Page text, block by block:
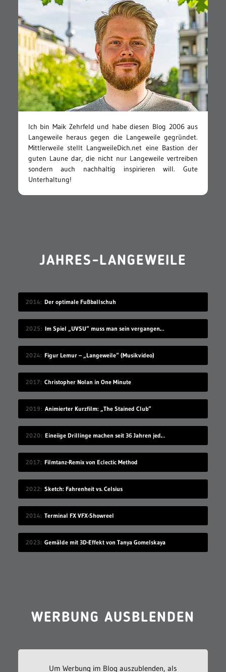
Ich bin Maik Zehrfeld und habe diesen Blog 2006 aus
Langeweile heraus gegen die Langeweile gegründet.
Mittlerweile stellt LangweileDich.net eine Bastion der
guten Laune dar, die nicht nur Langeweile vertreiben
sondern auch nachhaltig inspirieren will. Gute
Unterhaltung!
JAHRES-LANGEWEILE
2014 Der optimale Fußballschuh
2025 Im Spiel „UVSU“ muss man sein vergangenes Ich bekämpfen
2024 Figur Lemur – „Langeweile“ (Musikvideo)
2017 Christopher Nolan in One Minute
2019 Animierter Kurzfilm: „The Stained Club“
2020 Eineiige Drillinge machen seit 36 Jahren jeden Geburtstag ein Gruppenfoto
2017 Filmtanz-Remix von Eclectic Method
2022 Sketch: Fahrenheit vs. Celsius
2014 Terminal FX VFX-Showreel
2023 Gemälde mit 3D-Effekt von Tanya Gomelskaya
WERBUNG AUSBLENDEN
Um Werbung im Blog auszublenden, als